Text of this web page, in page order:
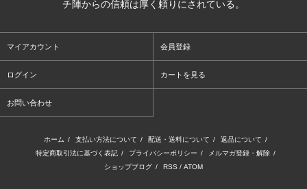
チ陣からの信頼は厚く頼りにされている。
マイアカウント 会員登録
ログイン カートを見る
お問い合わせ
ホーム / 支払い方法について / 配送・送料について / 返品について /
特定商取引法に基づく表記 / プライバシーポリシー / メルマガ登録・解除 /
ショップブログ / RSS / ATOM